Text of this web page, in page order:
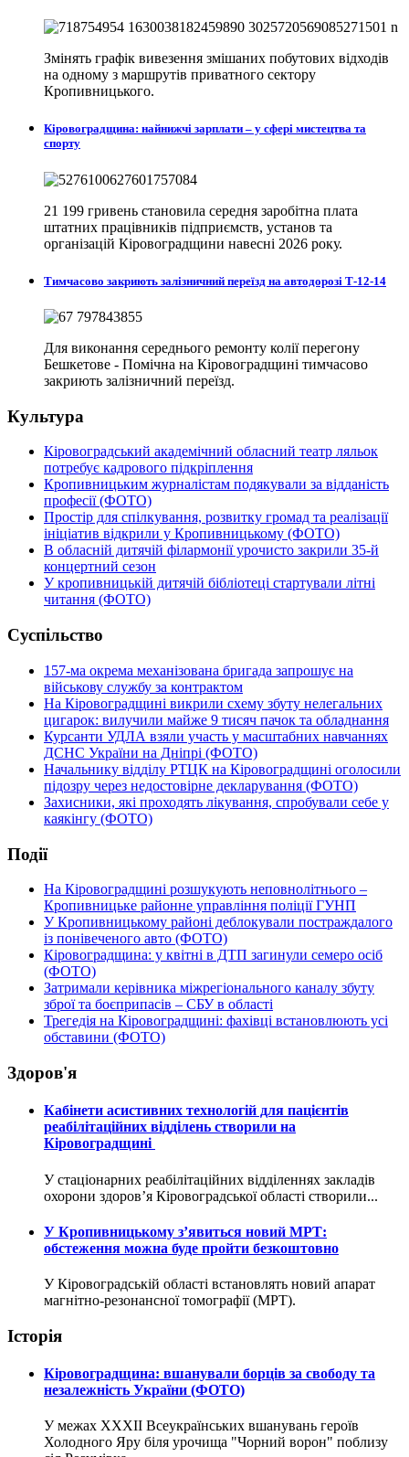
Змінять графік вивезення змішаних побутових відходів
на одному з маршрутів приватного сектору
Кропивницького.
Кіровоградщина: найнижчі зарплати – у сфері мистецтва та
спорту
21 199 гривень становила середня заробітна плата
штатних працівників підприємств, установ та
організацій Кіровоградщини навесні 2026 року.
Тимчасово закриють залізничний переїзд на автодорозі Т-12-14
Для виконання середнього ремонту колії перегону
Бешкетове - Помічна на Кіровоградщині тимчасово
закриють залізничний переїзд.
Культура
Кіровоградський академічний обласний театр ляльок
потребує кадрового підкріплення
Кропивницьким журналістам подякували за відданість
професії (ФОТО)
Простір для спілкування, розвитку громад та реалізації
ініціатив відкрили у Кропивницькому (ФОТО)
В обласній дитячій філармонії урочисто закрили 35-й
концертний сезон
У кропивницькій дитячій бібліотеці стартували літні
читання (ФОТО)
Суспільство
157-ма окрема механізована бригада запрошує на
військову службу за контрактом
На Кіровоградщині викрили схему збуту нелегальних
цигарок: вилучили майже 9 тисяч пачок та обладнання
Курсанти УДЛА взяли участь у масштабних навчаннях
ДСНС України на Дніпрі (ФОТО)
Начальнику відділу РТЦК на Кіровоградщині оголосили
підозру через недостовірне декларування (ФОТО)
Захисники, які проходять лікування, спробували себе у
каякінгу (ФОТО)
Події
На Кіровоградщині розшукують неповнолітнього –
Кропивницьке районне управління поліції ГУНП
У Кропивницькому районі деблокували постраждалого
із понівеченого авто (ФОТО)
Кіровоградщина: у квітні в ДТП загинули семеро осіб
(ФОТО)
Затримали керівника міжрегіонального каналу збуту
зброї та боєприпасів – СБУ в області
Трегедія на Кіровоградщині: фахівці встановлюють усі
обставини (ФОТО)
Здоров'я
Кабінети асистивних технологій для пацієнтів
реабілітаційних відділень створили на
Кіровоградщині
У стаціонарних реабілітаційних відділеннях закладів
охорони здоров’я Кіровоградської області створили...
У Кропивницькому з’явиться новий МРТ:
обстеження можна буде пройти безкоштовно
У Кіровоградській області встановлять новий апарат
магнітно-резонансної томографії (МРТ).
Історія
Кіровоградщина: вшанували борців за свободу та
незалежність України (ФОТО)
У межах XXXII Всеукраїнських вшанувань героїв
Холодного Яру біля урочища "Чорний ворон" поблизу